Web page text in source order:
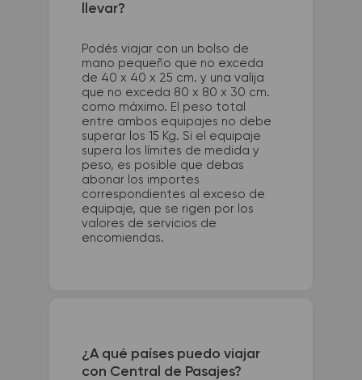
llevar?
Podés viajar con un bolso de
mano pequeño que no exceda
de 40 x 40 x 25 cm. y una valija
que no exceda 80 x 80 x 30 cm.
como máximo. El peso total
entre ambos equipajes no debe
superar los 15 Kg. Si el equipaje
supera los límites de medida y
peso, es posible que debas
abonar los importes
correspondientes al exceso de
equipaje, que se rigen por los
valores de servicios de
encomiendas.
¿A qué países puedo viajar
con Central de Pasajes?